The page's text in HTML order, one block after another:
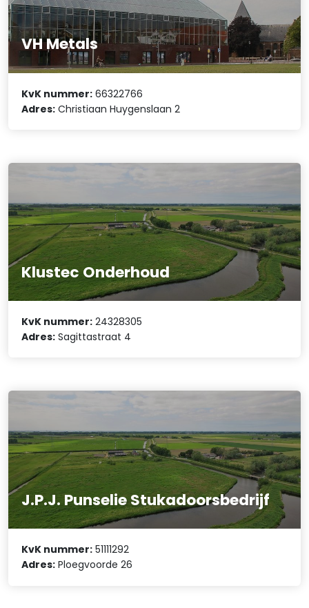
VH Metals
KvK nummer: 66322766
Adres: Christiaan Huygenslaan 2
Klustec Onderhoud
KvK nummer: 24328305
Adres: Sagittastraat 4
J.P.J. Punselie Stukadoorsbedrijf
KvK nummer: 51111292
Adres: Ploegvoorde 26